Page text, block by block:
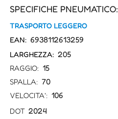
SPECIFICHE PNEUMATICO:
TRASPORTO LEGGERO
EAN: 6938112613259
LARGHEZZA: 205
RAGGIO: 15
SPALLA: 70
VELOCITA': 106
DOT 2024